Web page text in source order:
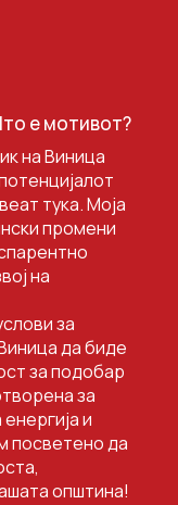
е мотивот?
на Виница
тука. Моја
промени
на
за
да биде
за подобар
за
и
посветено да
општина!